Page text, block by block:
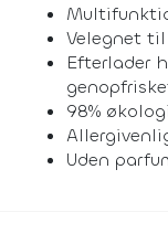
Velegnet
Efterlader
98%
Uden